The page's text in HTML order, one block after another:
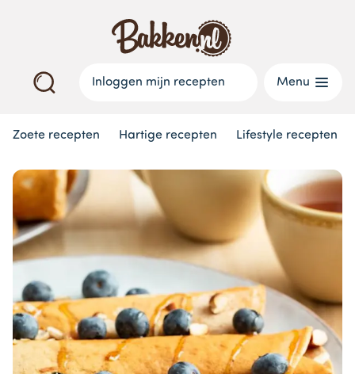
Inloggen mijn recepten Menu
Zoete recepten Hartige recepten Lifestyle recepten